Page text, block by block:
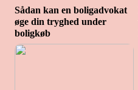
Sådan kan en boligadvokat
øge din tryghed under
boligkøb